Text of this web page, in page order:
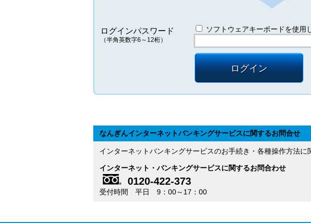
ログインパスワード
（半角英数字6～12桁）
ソフトウェアキーボードを使用
ログイン
なんぎんインターネットバンキングサービスに関するお問合せ
インターネットバンキングサービスのお手続き・各種操作方法
インターネット・バンキングサービスに関するお問合わせ
0120-422-373
受付時間 平日 9：00～17：00